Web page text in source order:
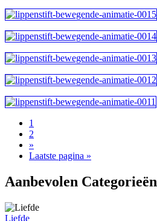
1
2
»
Laatste pagina »
Aanbevolen Categorieën
Liefde